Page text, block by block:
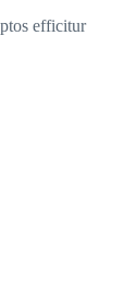
efficitur